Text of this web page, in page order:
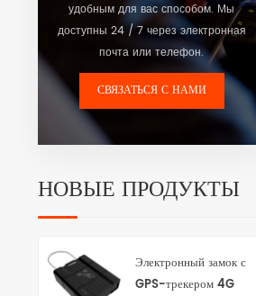
удобным для вас способом. Мы
доступны 24 / 7 через электронная
почта или телефон.
СВЯЗАТЬСЯ С НАМИ
НОВЫЕ ПРОДУКТЫ
Электронный замок с
GPS-трекером 4G